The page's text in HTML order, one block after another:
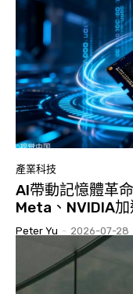
產業科技
AI帶動記憶體革
Meta、NVIDIA加
Peter Yu - 2026-07-28